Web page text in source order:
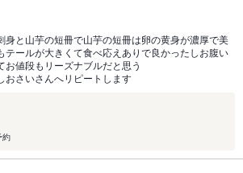
身と山芋の短冊で山芋の短冊は卵の黄身が濃厚で美
テールが大きくて食べ応えありで良かったしお腹い
お値段もリーズナブルだと思う
おさいさんへリピートします
約